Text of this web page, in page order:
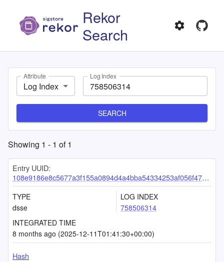
Rekor
Search
Attribute
Log Index
Log Index
SEARCH
Showing 1 - 1 of1
Entry UUID:
108e9186e8c5677a3f155a0894d4a4bba54334253af056f4794c343e2e3eeacbef09f10674365906
TYPE
dsse
LOG INDEX
758506314
INTEGRATED TIME
8 months ago (2025-12-11T01:41:30+00:00)
Hash